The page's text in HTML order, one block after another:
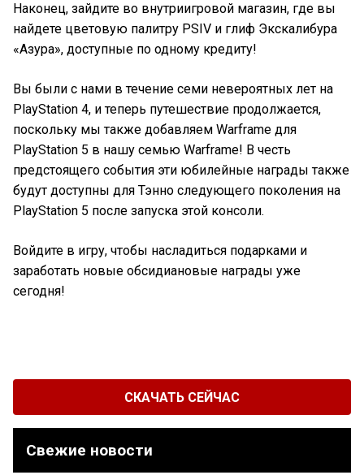
Наконец, зайдите во внутриигровой магазин, где вы
найдете цветовую палитру PSIV и глиф Экскалибура
«Азура», доступные по одному кредиту!
Вы были с нами в течение семи невероятных лет на
PlayStation 4, и теперь путешествие продолжается,
поскольку мы также добавляем Warframe для
PlayStation 5 в нашу семью Warframe! В честь
предстоящего события эти юбилейные награды также
будут доступны для Тэнно следующего поколения на
PlayStation 5 после запуска этой консоли.
Войдите в игру, чтобы насладиться подарками и
заработать новые обсидиановые награды уже
сегодня!
СКАЧАТЬ СЕЙЧАС
Свежие новости